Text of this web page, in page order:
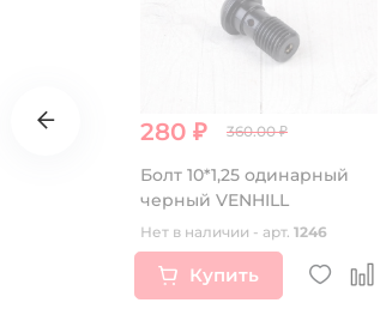
280 ₽ 360.00 ₽
Болт 10*1,25 одинарный
черный VENHILL
Нет в наличии - арт. 1246
Купить